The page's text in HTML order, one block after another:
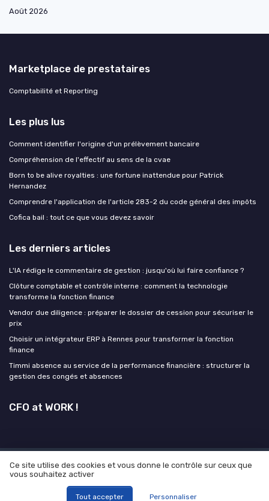
Août 2026
Marketplace de prestataires
Comptabilité et Reporting
Les plus lus
Comment identifier l'origine d'un prélèvement bancaire
Compréhension de l'effectif au sens de la cvae
Born to be alive royalties : une fortune inattendue pour Patrick
Hernandez
Comprendre l'application de l'article 283-2 du code général des impôts
Cofica bail : tout ce que vous devez savoir
Les derniers articles
L'IA rédige le commentaire de gestion : jusqu'où lui faire confiance ?
Clôture comptable et contrôle interne : comment la technologie
transforme la fonction finance
Vendor due diligence : préparer le dossier de cession pour sécuriser le
prix
Choisir un intégrateur ERP à Rennes pour transformer la fonction
finance
Timmi absence au service de la performance financière : structurer la
gestion des congés et absences
CFO at WORK !
Mentions légales Politique de confidentialité
Grande
enquête 2025 sur l' IA et les directions financières
© CFO at WORK ! 2026
Ce site utilise des cookies et vous donne le contrôle sur ceux que
vous souhaitez activer
Tout accepter Personnaliser